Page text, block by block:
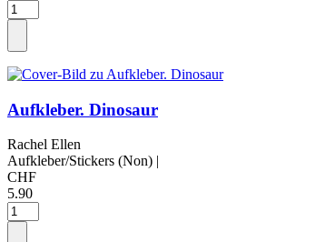
Aufkleber. Dinosaur
Rachel Ellen
Aufkleber/Stickers (Non) |
CHF
5.90